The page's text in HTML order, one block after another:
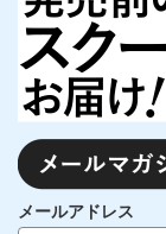
メールアドレス